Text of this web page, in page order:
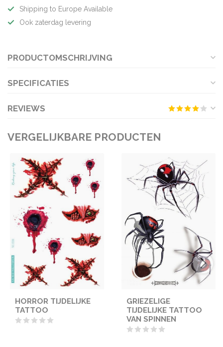
Shipping to Europe Available
Ook zaterdag levering
PRODUCTOMSCHRIJVING
SPECIFICATIES
REVIEWS
VERGELIJKBARE PRODUCTEN
HORROR TIJDELIJKE
TATTOO
GRIEZELIGE
TIJDELIJKE TATTOO
VAN SPINNEN